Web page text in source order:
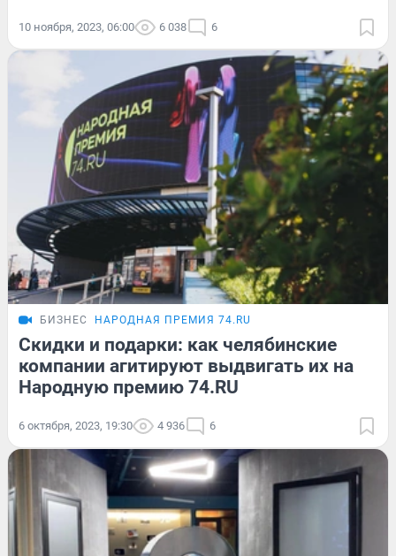
10 ноября, 2023, 06:00 6 038 6
БИЗНЕС НАРОДНАЯ ПРЕМИЯ 74.RU
Скидки и подарки: как челябинские
компании агитируют выдвигать их на
Народную премию 74.RU
6 октября, 2023, 19:30 4 936 6